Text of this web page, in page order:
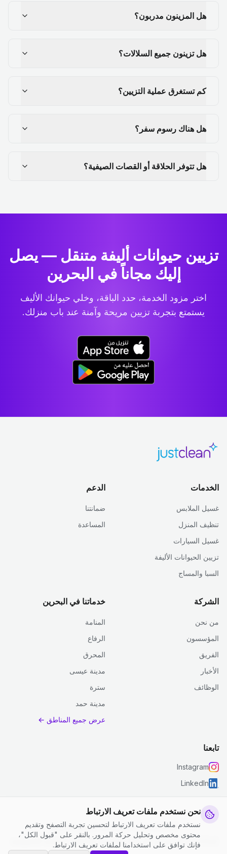
نحن نستخدم ملفات تعريف الارتباط
نستخدم ملفات تعريف الارتباط لتحسين تجربة التصفح وتقديم
محتوى مخصص وتحليل حركة المرور. بالنقر على "قبول الكل"،
فإنك توافق على استخدامنا لملفات تعريف الارتباط.
هل المزينون مدربون؟
هل تزينون جميع السلالات؟
كم تستغرق عملية التزيين؟
هل هناك رسوم سفر؟
هل تتوفر الحلاقة أو القصات الصيفية؟
تزيين حيوانات أليفة متنقل — يصل
إليك مجاناً في البحرين
اختر مزود الخدمة، حدد الباقة، وخلي حيوانك الأليف
يستمتع بتجربة تزيين مريحة وآمنة عند باب منزلك.
الخدمات
غسيل الملابس
تنظيف المنزل
غسيل السيارات
تزيين الحيوانات الأليفة
السبا والمساج
الدعم
ضمانتنا
المساعدة
الشركة
من نحن
المؤسسون
الفريق
الأخبار
الوظائف
خدماتنا في البحرين
المنامة
الرفاع
المحرق
مدينة عيسى
سترة
مدينة حمد
عرض جميع المناطق ←
تابعنا
Instagram
LinkedIn
© 2026 جست كلين. جميع الحقوق محفوظة.
سياسة الخصوصية
الشروط والأحكام | إعدادات ملفات تعريف الارتباط